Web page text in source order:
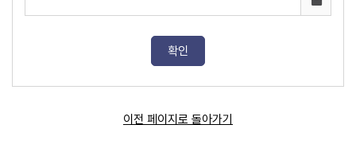
이전 페이지로 돌아가기